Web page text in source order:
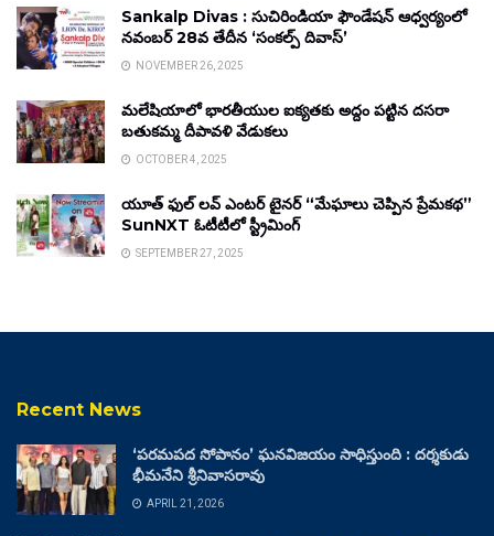
Sankalp Divas : సుచిరిండియా ఫౌండేషన్ ఆధ్వర్యంలో
నవంబర్ 28వ తేదీన ‘సంకల్ప్ దివాస్’
NOVEMBER 26, 2025
మలేషియాలో భారతీయుల ఐక్యతకు అద్దం పట్టిన దసరా
బతుకమ్మ దీపావళి వేడుకలు
OCTOBER 4, 2025
యూత్ ఫుల్ లవ్ ఎంటర్ టైనర్ “మేఘాలు చెప్పిన ప్రేమకథ”
SunNXT ఓటీటీలో స్ట్రీమింగ్
SEPTEMBER 27, 2025
Recent News
‘పరమపద సోపానం’ ఘనవిజయం సాధిస్తుంది : దర్శకుడు
భీమనేని శ్రీనివాసరావు
APRIL 21, 2026